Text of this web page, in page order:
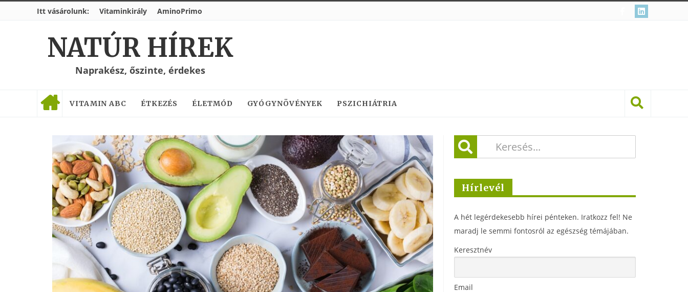
Itt vásárolunk: Vitaminkirály AminoPrimo
NATÚR HÍREK
Naprakész, őszinte, érdekes
VITAMIN ABC ÉTKEZÉS ÉLETMÓD GYÓGYNÖVÉNYEK PSZICHIÁTRIA
Hírlevél
A hét legérdekesebb hírei pénteken. Iratkozz fel! Ne
maradj le semmi fontosról az egészség témájában.
Keresztnév
Email